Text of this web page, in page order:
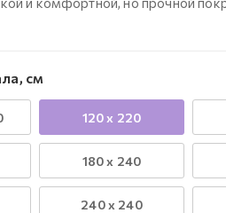
см
120 х 220
180 х 240
240 х 240